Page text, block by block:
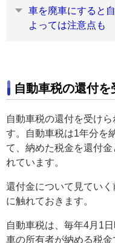
車を廃車にすると
よっては注意点も
自動車税の還付を
自動車税の還付を受け
す。自動車税は1年分を
て、納めた税金を還付
れています。
還付金について見てい
に触れておきます。
自動車税は、毎年4月1
車の所有者が納める税